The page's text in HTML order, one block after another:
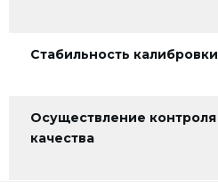
Стабильность калибровки
Осуществление контроля
качества